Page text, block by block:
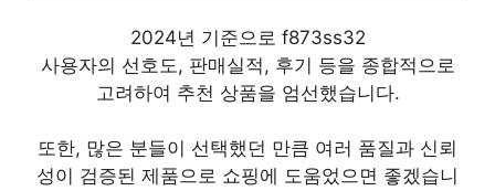
2024년 기준으로 f873ss32
사용자의 선호도, 판매실적, 후기 등을 종합적으로
고려하여 추천 상품을 엄선했습니다.
또한, 많은 분들이 선택했던 만큼 여러 품질과 신뢰
성이 검증된 제품으로 쇼핑에 도움었으면 좋겠습니